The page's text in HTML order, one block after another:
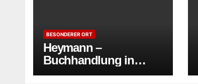
BESONDERER ORT
Heymann –
Buchhandlung in
Ahrensburg